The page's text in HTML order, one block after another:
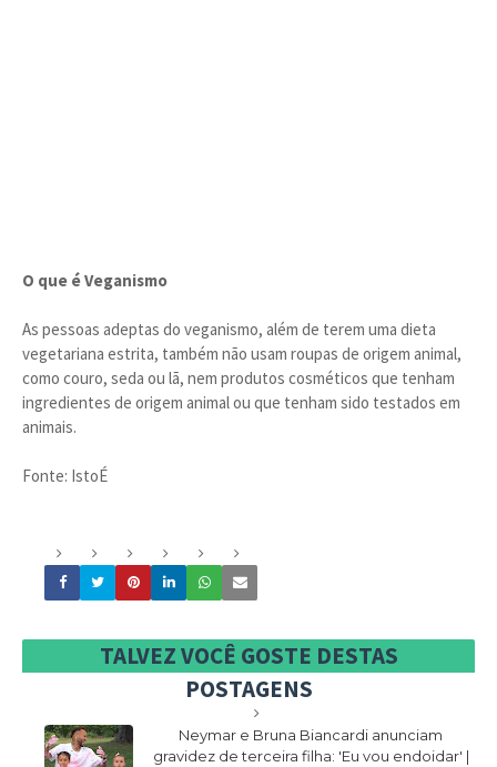
O que é Veganismo
As pessoas adeptas do veganismo, além de terem uma dieta
vegetariana estrita, também não usam roupas de origem animal,
como couro, seda ou lã, nem produtos cosméticos que tenham
ingredientes de origem animal ou que tenham sido testados em
animais.
Fonte: IstoÉ
TALVEZ VOCÊ GOSTE DESTAS
POSTAGENS
Neymar e Bruna Biancardi anunciam
gravidez de terceira filha: 'Eu vou endoidar' |